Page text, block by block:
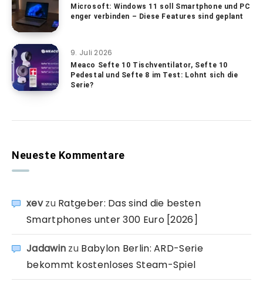
Microsoft: Windows 11 soll Smartphone und PC
enger verbinden – Diese Features sind geplant
9. Juli 2026
Meaco Sefte 10 Tischventilator, Sefte 10
Pedestal und Sefte 8 im Test: Lohnt sich die
Serie?
Neueste Kommentare
xevzu Ratgeber: Das sind die besten
Smartphones unter 300 Euro [2026]
Jadawin zu Babylon Berlin: ARD-Serie
bekommt kostenloses Steam-Spiel